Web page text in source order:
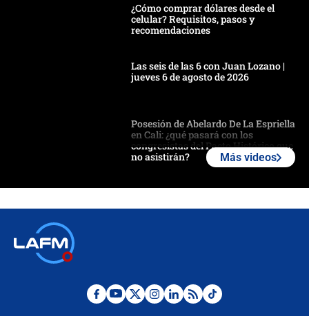
¿Cómo comprar dólares desde el
celular? Requisitos, pasos y
recomendaciones
Las seis de las 6 con Juan Lozano |
jueves 6 de agosto de 2026
Posesión de Abelardo De La Espriella
en Cali: ¿qué pasará con los
congresistas del Pacto Histórico que
no asistirán?
¿Por qué De la Espriella gobernará
Más videos